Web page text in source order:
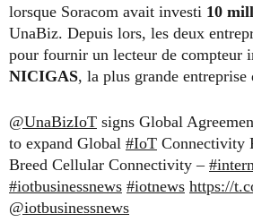
lorsque Soracom avait investi 10
UnaBiz. Depuis lors, les deux
pour fournir un lecteur de compteur
NICIGAS, la plus grande entreprise
@UnaBizIoT signs Global
to expand Global #IoT Connectivity
Breed Cellular Connectivity –
#iotbusinessnews #iotnews https://
@iotbusinessnews